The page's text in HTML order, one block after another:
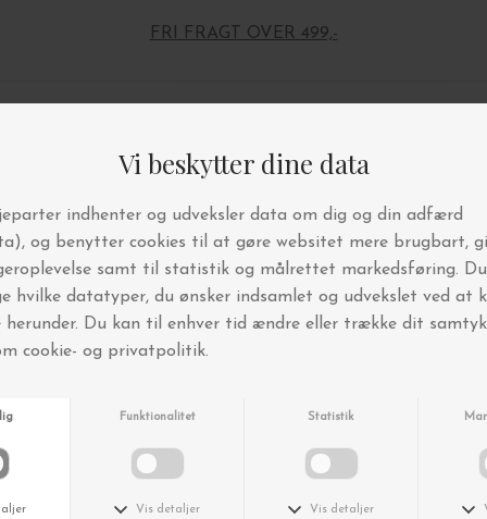
FRI FRAGT OVER 499,-
Andre købte også